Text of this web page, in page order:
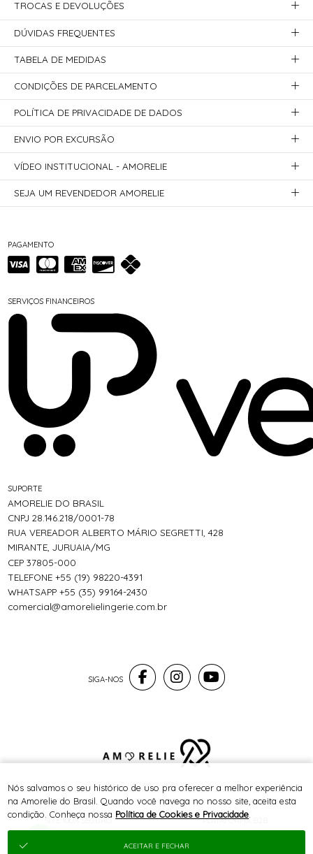
PAGAMENTO
SERVIÇOS FINANCEIROS
SITE 100% SEGURO PLATAFORMA B2B
SUPORTE
AMORELIE DO BRASIL
CNPJ 28.146.218/0001-78
RUA VEREADOR ALBERTO MÁRIO SEGRETTI, 428
MIRANTE, JURUAIA/MG
CEP 37805-000
TELEFONE +55 (19) 98220-4391
WHATSAPP +55 (35) 99164-2430
comercial@amorelielingerie.com.br
TROCAS E DEVOLUÇÕES
DÚVIDAS FREQUENTES
TABELA DE MEDIDAS
CONDIÇÕES DE PARCELAMENTO
POLÍTICA DE PRIVACIDADE DE DADOS
ENVIO POR EXCURSÃO
VÍDEO INSTITUCIONAL - AMORELIE
SEJA UM REVENDEDOR AMORELIE
® TODOS DIREITOS RESERVADOS
Nós salvamos o seu histórico de uso pra oferecer a melhor experiência
na Amorelie do Brasil. Quando você navega no nosso site, aceita esta
condição. Conheça nossa Política de Cookies e Privacidade
ACEITAR E FECHAR